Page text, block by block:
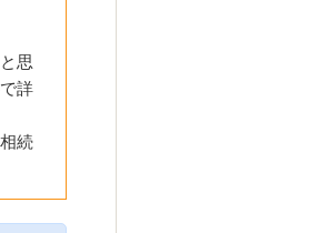
思
詳
続